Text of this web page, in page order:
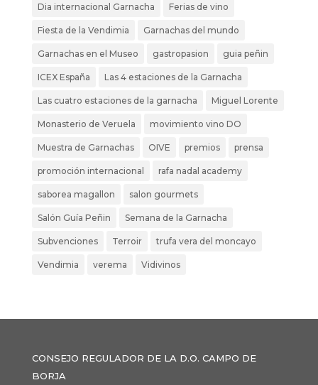
Dia internacional Garnacha Ferias de vino
Fiesta de la Vendimia Garnachas del mundo
Garnachas en el Museo gastropasion guia peñin
ICEX España Las 4 estaciones de la Garnacha
Las cuatro estaciones de la garnacha Miguel Lorente
Monasterio de Veruela movimiento vino DO
Muestra de Garnachas OIVE premios prensa
promoción internacional rafa nadal academy
saborea magallon salon gourmets
Salón Guía Peñin Semana de la Garnacha
Subvenciones Terroir trufa vera del moncayo
Vendimia verema Vidivinos
CONSEJO REGULADOR DE LA D.O. CAMPO DE
BORJA